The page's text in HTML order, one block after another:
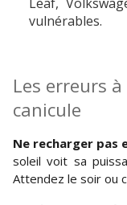
vulnérables.
Les erreurs
canicule
Ne recharger pas
soleil voit sa
Attendez le soir ou